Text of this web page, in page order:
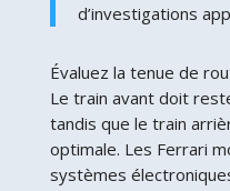
d’investigations
Évaluez la tenue de
Le train avant doit
tandis que le train
optimale. Les Ferrari
systèmes